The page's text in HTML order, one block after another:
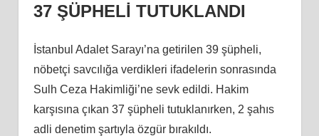
37 ŞÜPHELİ TUTUKLANDI
İstanbul Adalet Sarayı’na getirilen 39 şüpheli,
nöbetçi savcılığa verdikleri ifadelerin sonrasında
Sulh Ceza Hakimliği’ne sevk edildi. Hakim
karşısına çıkan 37 şüpheli tutuklanırken, 2 şahıs
adli denetim şartıyla özgür bırakıldı.